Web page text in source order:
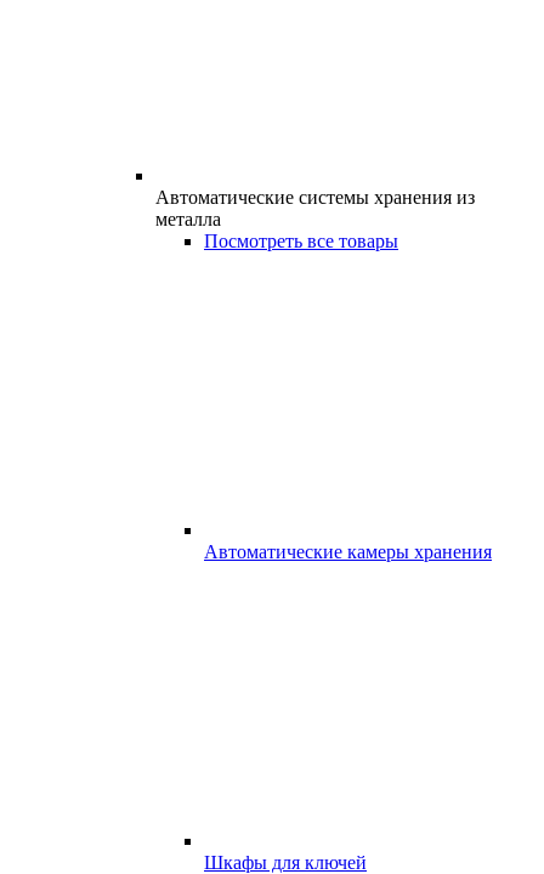
Автоматические системы хранения из
металла
Посмотреть все товары
Автоматические камеры хранения
Шкафы для ключей